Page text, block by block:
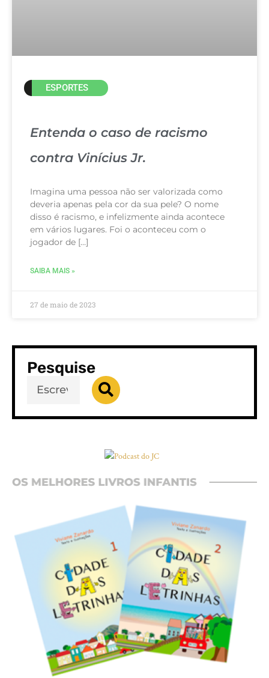
ESPORTES
Entenda o caso de racismo
contra Vinícius Jr.
Imagina uma pessoa não ser valorizada como
deveria apenas pela cor da sua pele? O nome
disso é racismo, e infelizmente ainda acontece
em vários lugares. Foi o aconteceu com o
jogador de […]
SAIBA MAIS »
27 de maio de 2023
Pesquise